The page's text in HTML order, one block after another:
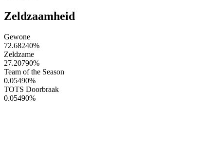
Zeldzaamheid
Gewone
72.68240%
Zeldzame
27.20790%
Team of the Season
0.05490%
TOTS Doorbraak
0.05490%